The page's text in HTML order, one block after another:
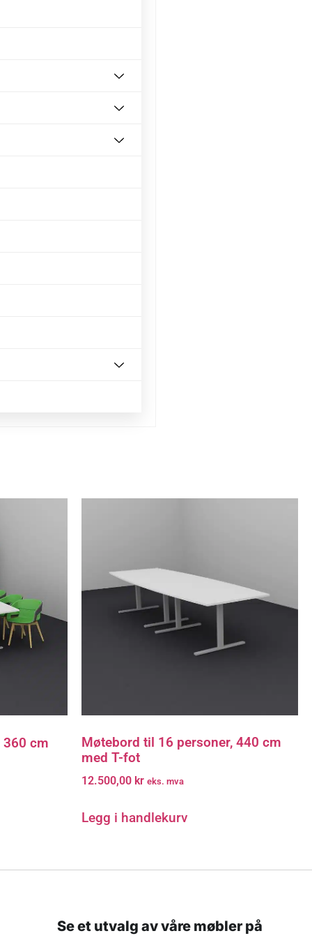
cm
Møtebord til 16 personer, 440 cm
med T-fot
12.500,00 kr eks. mva
Legg i handlekurv
Se et utvalg av våre møbler på